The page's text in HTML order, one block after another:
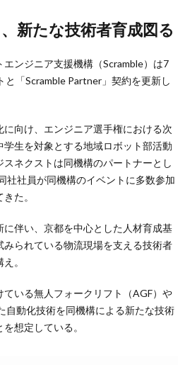
、新たな技術者育成図る
ンジニア支援機構（Scramble）は7
と「Scramble Partner」契約を更新し
向け、エンジニア選手権における次
生を対象とする地域ロボット部活動
ネクストは同機構のパートナーとし
社社員が同機構のイベントに多数参加
た。
伴い、京都を中心とした人材育成基
られている物流現場を支える技術者
。
いる無人フォークリフト（AGF）や
自動化技術を同機構による新たな技術
想定している。